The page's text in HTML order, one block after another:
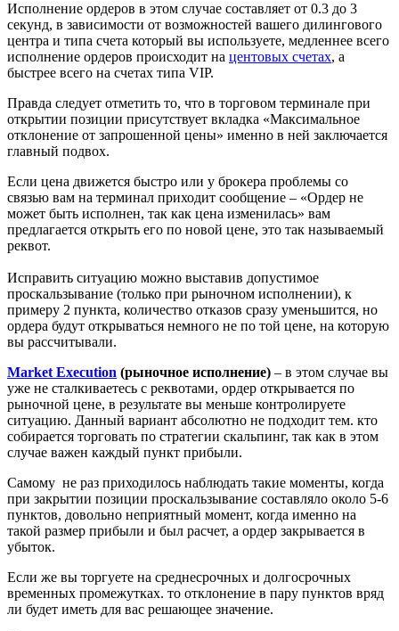
Исполнение ордеров в этом случае составляет от 0.3 до 3
секунд, в зависимости от возможностей вашего дилингового
центра и типа счета который вы используете, медленнее всего
исполнение ордеров происходит на центовых счетах, а
быстрее всего на счетах типа VIP.
Правда следует отметить то, что в торговом терминале при
открытии позиции присутствует вкладка «Максимальное
отклонение от запрошенной цены» именно в ней заключается
главный подвох.
Если цена движется быстро или у брокера проблемы со
связью вам на терминал приходит сообщение – «Ордер не
может быть исполнен, так как цена изменилась» вам
предлагается открыть его по новой цене, это так называемый
реквот.
Исправить ситуацию можно выставив допустимое
проскальзывание (только при рыночном исполнении), к
примеру 2 пункта, количество отказов сразу уменьшится, но
ордера будут открываться немного не по той цене, на которую
вы рассчитывали.
Market Execution (рыночное исполнение) – в этом случае вы
уже не сталкиваетесь с реквотами, ордер открывается по
рыночной цене, в результате вы меньше контролируете
ситуацию. Данный вариант абсолютно не подходит тем. кто
собирается торговать по стратегии скальпинг, так как в этом
случае важен каждый пункт прибыли.
Самому не раз приходилось наблюдать такие моменты, когда
при закрытии позиции проскальзывание составляло около 5-6
пунктов, довольно неприятный момент, когда именно на
такой размер прибыли и был расчет, а ордер закрывается в
убыток.
Если же вы торгуете на среднесрочных и долгосрочных
временных промежутках. то отклонение в пару пунктов вряд
ли будет иметь для вас решающее значение.